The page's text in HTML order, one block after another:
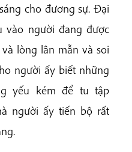
cho đương sự. Đại
vào người đang được
lòng lân mẫn và soi
người ấy biết những
yếu kém để tu tập
người ấy tiến bộ rất